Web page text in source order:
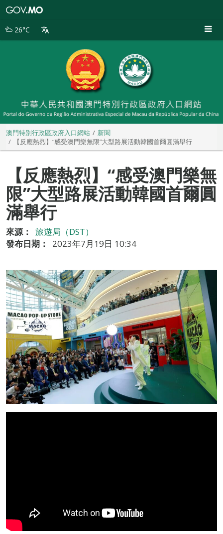
別
26°C
澳門特別行政區政府入口網站
新聞
【反應熱烈】“感受澳門樂無限”大型路展活動韓國首爾圓滿舉行
【反應熱烈】“感受澳門樂無
限”大型路展活動韓國首爾圓
滿舉行
來源：
旅遊局（DST）
發布日期：
2023年7月19日 10:34